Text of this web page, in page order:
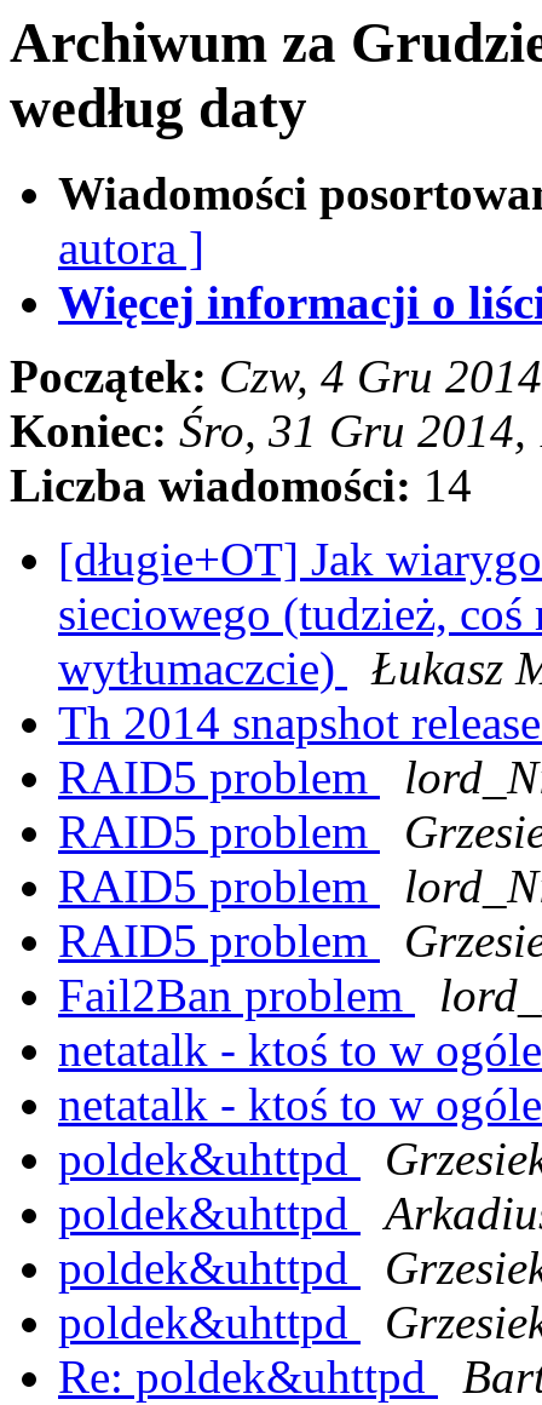
Archiwum za
według daty
Wiadomości
autora ]
Więcej informacji o
Początek: Czw, 4 Gru
Koniec: Śro, 31 Gru
Liczba wiadomości: 14
[długie+OT] Jak
sieciowego (tudzież, coś
wytłumaczcie)
Łukasz
Th 2014 snapshot
RAID5 problem
RAID5 problem
RAID5 problem
RAID5 problem
Fail2Ban problem
netatalk - ktoś to w
netatalk - ktoś to w
poldek&uhttpd
poldek&uhttpd
poldek&uhttpd
poldek&uhttpd
Re: poldek&uhttpd